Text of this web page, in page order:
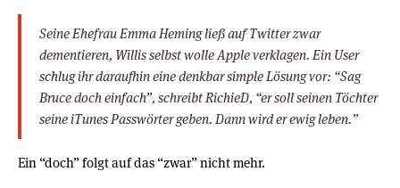
Seine Ehefrau Emma Heming ließ auf Twitter zwar
dementieren, Willis selbst wolle Apple verklagen. Ein User
schlug ihr daraufhin eine denkbar simple Lösung vor: “Sag
Bruce doch einfach”, schreibt RichieD, “er soll seinen Töchter
seine iTunes Passwörter geben. Dann wird er ewig leben.”
Ein “doch” folgt auf das “zwar” nicht mehr.